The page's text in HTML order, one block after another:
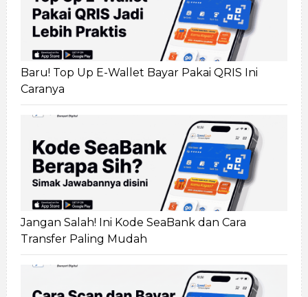
Baru! Top Up E-Wallet Bayar Pakai QRIS Ini
Caranya
Jangan Salah! Ini Kode SeaBank dan Cara
Transfer Paling Mudah